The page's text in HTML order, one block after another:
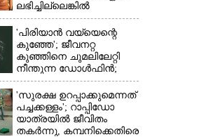
ലഭിച്ചില്ലെങ്കിൽ
നിരാശനാകുമെന്ന്
ദേവേന്ദ്ര ഫഡ്നാവിസ്
'പിരിയാൻ വയ്യെന്റെ
കുഞ്ഞേ'; ജീവനറ്റ
കുഞ്ഞിനെ ചുമലിലേറ്റി
നീന്തുന്ന ഡോൾഫിൻ;
കടലിലെ വൈകാരിക
നിമിഷങ്ങൾ
'സുരക്ഷ ഉറപ്പാക്കുമെന്നത്
പച്ചക്കള്ളം'; റാപ്പിഡോ
യാത്രയിൽ ജീവിതം
തകർന്നു, കമ്പനിക്കെതിരെ